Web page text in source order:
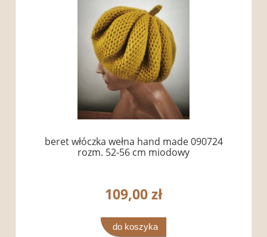
beret włóczka wełna hand made 090724
rozm. 52-56 cm miodowy
109,00 zł
do koszyka